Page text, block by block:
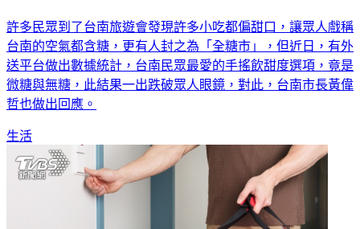
許多民眾到了台南旅遊會發現許多小吃都偏甜口，讓眾人戲稱
台南的空氣都含糖，更有人封之為「全糖市」，但近日，有外
送平台做出數據統計，台南民眾最愛的手搖飲甜度選項，竟是
微糖與無糖，此結果一出跌破眾人眼鏡，對此，台南市長黃偉
哲也做出回應。
生活